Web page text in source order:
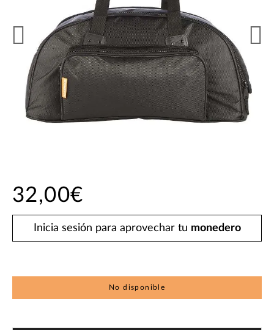
32,00€
Inicia sesión para aprovechar tu monedero
No disponible